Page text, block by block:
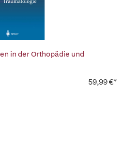
in der Orthopädie und
59,99 €*